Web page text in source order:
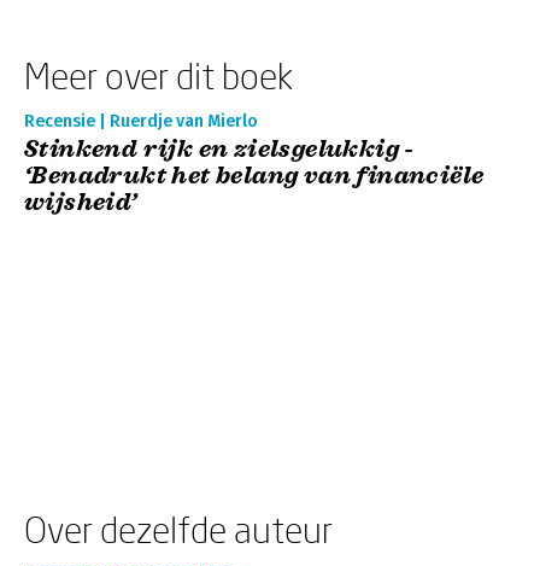
Meer over dit boek
Recensie | Ruerdje van Mierlo
Stinkend rijk en zielsgelukkig -
‘Benadrukt het belang van financiële
wijsheid’
Over dezelfde auteur